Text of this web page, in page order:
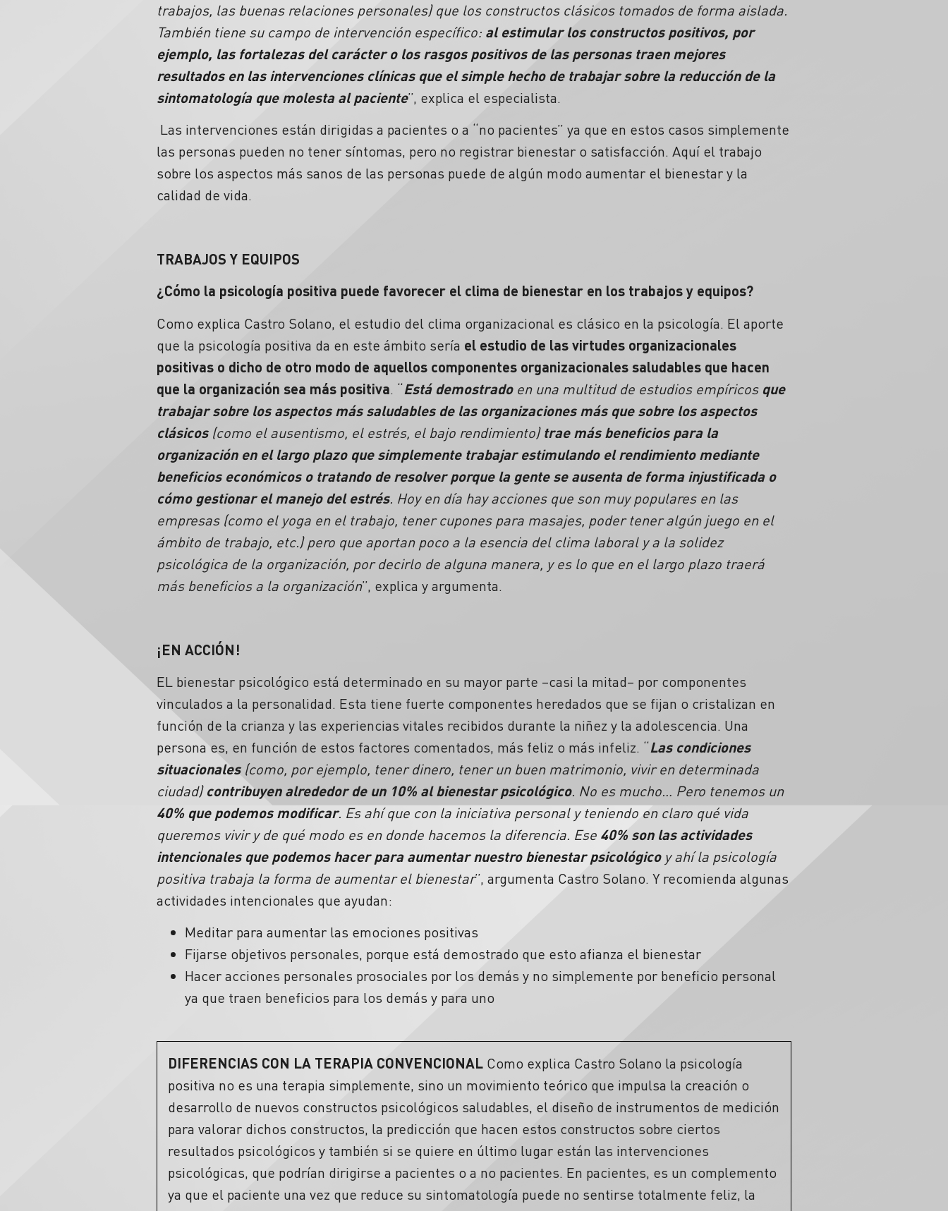
trabajos, las buenas relaciones personales) que los constructos clásicos tomados de forma aislada.
También tiene su campo de intervención específico: al estimular los constructos positivos, por
ejemplo, las fortalezas del carácter o los rasgos positivos de las personas traen mejores
resultados en las intervenciones clínicas que el simple hecho de trabajar sobre la reducción de la
sintomatología que molesta al paciente”, explica el especialista.
Las intervenciones están dirigidas a pacientes o a “no pacientes” ya que en estos casos simplemente
las personas pueden no tener síntomas, pero no registrar bienestar o satisfacción. Aquí el trabajo
sobre los aspectos más sanos de las personas puede de algún modo aumentar el bienestar y la
calidad de vida.
TRABAJOS Y EQUIPOS
¿Cómo la psicología positiva puede favorecer el clima de bienestar en los trabajos y equipos?
Como explica Castro Solano, el estudio del clima organizacional es clásico en la psicología. El aporte
que la psicología positiva da en este ámbito sería el estudio de las virtudes organizacionales
positivas o dicho de otro modo de aquellos componentes organizacionales saludables que hacen
que la organización sea más positiva. “Está demostradoen una multitud de estudios empíricos que
trabajar sobre los aspectos más saludables de las organizaciones más que sobre los aspectos
clásicos(como el ausentismo, el estrés, el bajo rendimiento) trae más beneficios para la
organización en el largo plazo que simplemente trabajar estimulando el rendimiento mediante
beneficios económicos o tratando de resolver porque la gente se ausenta de forma injustificada o
cómo gestionar el manejo del estrés. Hoy en día hay acciones que son muy populares en las
empresas (como el yoga en el trabajo, tener cupones para masajes, poder tener algún juego en el
ámbito de trabajo, etc.) pero que aportan poco a la esencia del clima laboral y a la solidez
psicológica de la organización, por decirlo de alguna manera, y es lo que en el largo plazo traerá
más beneficios a la organización”, explica y argumenta.
¡EN ACCIÓN!
EL bienestar psicológico está determinado en su mayor parte –casi la mitad– por componentes
vinculados a la personalidad. Esta tiene fuerte componentes heredados que se fijan o cristalizan en
función de la crianza y las experiencias vitales recibidos durante la niñez y la adolescencia. Una
persona es, en función de estos factores comentados, más feliz o más infeliz. “Las condiciones
situacionales(como, por ejemplo, tener dinero, tener un buen matrimonio, vivir en determinada
ciudad) contribuyen alrededor de un 10% al bienestar psicológico. No es mucho… Pero tenemos un
40% que podemos modificar. Es ahí que con la iniciativa personal y teniendo en claro qué vida
queremos vivir y de qué modo es en donde hacemos la diferencia. Ese 40% son las actividades
intencionales que podemos hacer para aumentar nuestro bienestar psicológicoy ahí la psicología
positiva trabaja la forma de aumentar el bienestar”, argumenta Castro Solano. Y recomienda algunas
actividades intencionales que ayudan:
Meditar para aumentar las emociones positivas
Fijarse objetivos personales, porque está demostrado que esto afianza el bienestar
Hacer acciones personales prosociales por los demás y no simplemente por beneficio personal
ya que traen beneficios para los demás y para uno
DIFERENCIAS CON LA TERAPIA CONVENCIONAL Como explica Castro Solano la psicología
positiva no es una terapia simplemente, sino un movimiento teórico que impulsa la creación o
desarrollo de nuevos constructos psicológicos saludables, el diseño de instrumentos de medición
para valorar dichos constructos, la predicción que hacen estos constructos sobre ciertos
resultados psicológicos y también si se quiere en último lugar están las intervenciones
psicológicas, que podrían dirigirse a pacientes o a no pacientes. En pacientes, es un complemento
ya que el paciente una vez que reduce su sintomatología puede no sentirse totalmente feliz, la